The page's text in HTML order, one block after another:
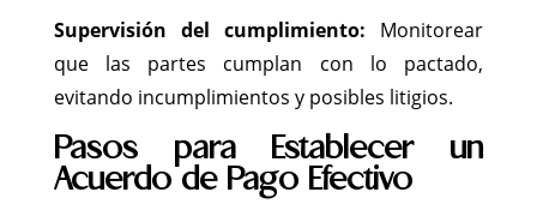
Supervisión del cumplimiento: Monitorear
que las partes cumplan con lo pactado,
evitando incumplimientos y posibles litigios.
Pasos para Establecer un
Acuerdo de Pago Efectivo